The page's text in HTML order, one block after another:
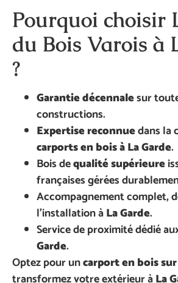
Pourquoi choisir
du Bois Varois à
?
Garantie décennalesur
constructions.
Expertise reconnuedans la
carports en bois à La Garde.
Bois dequalité supérieure
françaises gérées
Accompagnement complet,
l’installation àLa Garde.
Service de proximité dédié
Garde.
Optez pour uncarport en bois
transformez votre extérieur àLa